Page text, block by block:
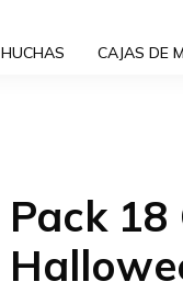
HUCHAS CAJAS DE
Pack